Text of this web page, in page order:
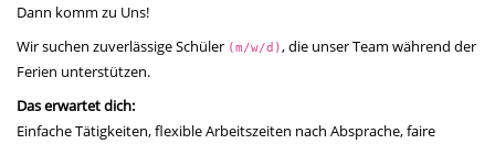
Dann komm zu Uns!
Wir suchen zuverlässige Schüler (m/w/d), die unser Team während der
Ferien unterstützen.
Das erwartet dich:
Einfache Tätigkeiten, flexible Arbeitszeiten nach Absprache, faire